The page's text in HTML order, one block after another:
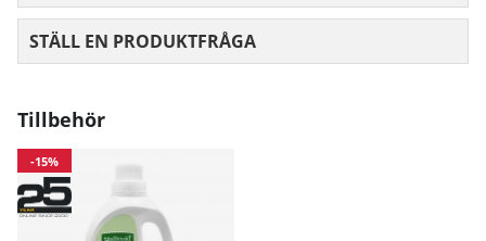
STÄLL EN PRODUKTFRÅGA
Tillbehör
-15%